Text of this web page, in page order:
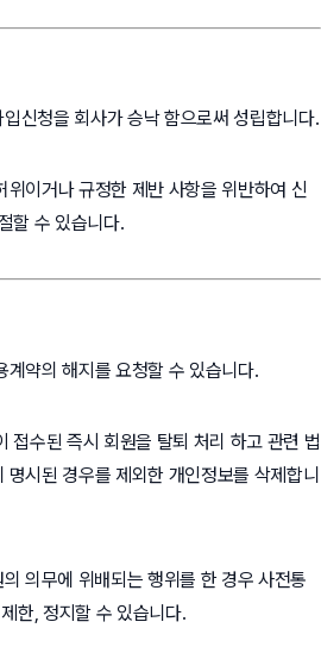
신청을 회사가 승낙 함으로써 성립합니다.
위이거나 규정한 제반 사항을 위반하여 신
할 수 있습니다.
계약의 해지를 요청할 수 있습니다.
접수된 즉시 회원을 탈퇴 처리 하고 관련 법
명시된 경우를 제외한 개인정보를 삭제합니
의무에 위배되는 행위를 한 경우 사전통
한, 정지할 수 있습니다.